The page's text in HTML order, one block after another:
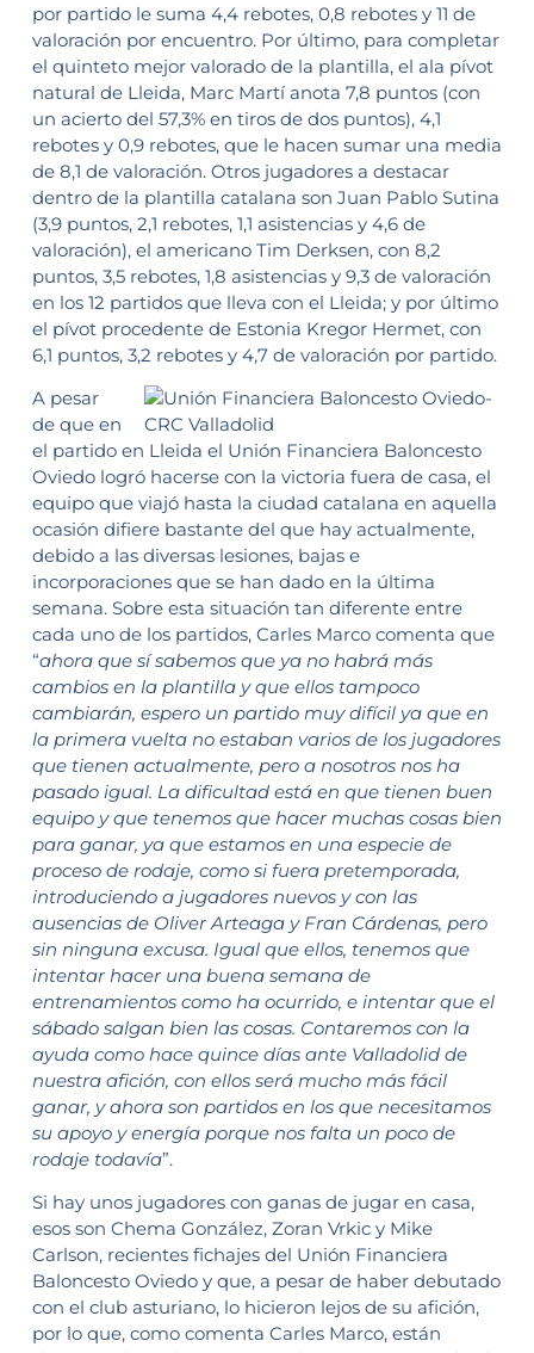
por partido le suma 4,4 rebotes, 0,8 rebotes y 11 de
valoración por encuentro. Por último, para completar
el quinteto mejor valorado de la plantilla, el ala pívot
natural de Lleida, Marc Martí anota 7,8 puntos (con
un acierto del 57,3% en tiros de dos puntos), 4,1
rebotes y 0,9 rebotes, que le hacen sumar una media
de 8,1 de valoración. Otros jugadores a destacar
dentro de la plantilla catalana son Juan Pablo Sutina
(3,9 puntos, 2,1 rebotes, 1,1 asistencias y 4,6 de
valoración), el americano Tim Derksen, con 8,2
puntos, 3,5 rebotes, 1,8 asistencias y 9,3 de valoración
en los 12 partidos que lleva con el Lleida; y por último
el pívot procedente de Estonia Kregor Hermet, con
6,1 puntos, 3,2 rebotes y 4,7 de valoración por partido.
A pesar
de que en
el partido en Lleida el Unión Financiera Baloncesto
Oviedo logró hacerse con la victoria fuera de casa, el
equipo que viajó hasta la ciudad catalana en aquella
ocasión difiere bastante del que hay actualmente,
debido a las diversas lesiones, bajas e
incorporaciones que se han dado en la última
semana. Sobre esta situación tan diferente entre
cada uno de los partidos, Carles Marco comenta que
“ahora que sí sabemos que ya no habrá más
cambios en la plantilla y que ellos tampoco
cambiarán, espero un partido muy difícil ya que en
la primera vuelta no estaban varios de los jugadores
que tienen actualmente, pero a nosotros nos ha
pasado igual. La dificultad está en que tienen buen
equipo y que tenemos que hacer muchas cosas bien
para ganar, ya que estamos en una especie de
proceso de rodaje, como si fuera pretemporada,
introduciendo a jugadores nuevos y con las
ausencias de Oliver Arteaga y Fran Cárdenas, pero
sin ninguna excusa. Igual que ellos, tenemos que
intentar hacer una buena semana de
entrenamientos como ha ocurrido, e intentar que el
sábado salgan bien las cosas. Contaremos con la
ayuda como hace quince días ante Valladolid de
nuestra afición, con ellos será mucho más fácil
ganar, y ahora son partidos en los que necesitamos
su apoyo y energía porque nos falta un poco de
rodaje todavía”.
Si hay unos jugadores con ganas de jugar en casa,
esos son Chema González, Zoran Vrkic y Mike
Carlson, recientes fichajes del Unión Financiera
Baloncesto Oviedo y que, a pesar de haber debutado
con el club asturiano, lo hicieron lejos de su afición,
por lo que, como comenta Carles Marco, están